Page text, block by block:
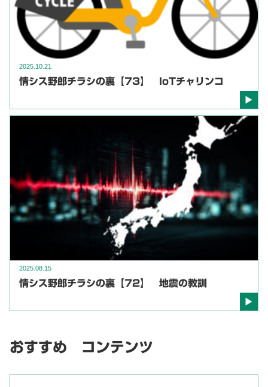
2025.10.21
情シス野郎チラシの裏【73】 IoTチャリンコ
2025.08.15
情シス野郎チラシの裏【72】 地震の教訓
おすすめ コンテンツ